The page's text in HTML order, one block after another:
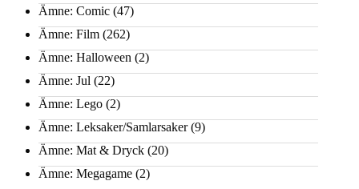
Ämne: Comic (47)
Ämne: Film (262)
Ämne: Halloween (2)
Ämne: Jul (22)
Ämne: Lego (2)
Ämne: Leksaker/Samlarsaker(9)
Ämne: Mat & Dryck (20)
Ämne: Megagame (2)